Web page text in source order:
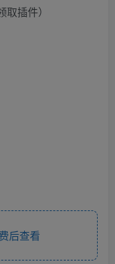
插件）
后查看